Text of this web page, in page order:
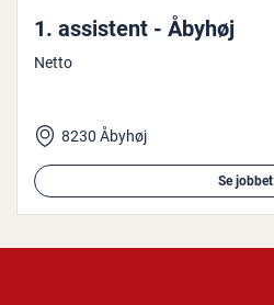
1. assistent - Åbyhøj
Netto
8230 Åbyhøj
Se jobbet